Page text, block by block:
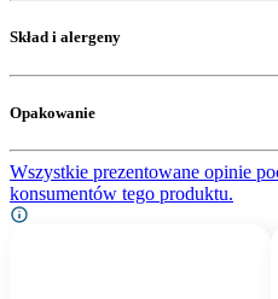
Skład i alergeny
Opakowanie
Wszystkie prezentowane opinie
konsumentów tego produktu.